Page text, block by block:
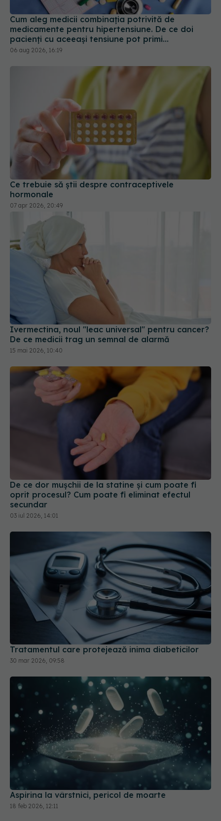
medicamente pentru hipertensiune. De ce doi
pacienți cu aceeași tensiune pot primi
tratamente diferite
06 aug 2026, 16:19
Ce trebuie să știi despre contraceptivele
hormonale
07 apr 2026, 20:49
Ivermectina, noul "leac universal" pentru cancer?
De ce medicii trag un semnal de alarmă
15 mai 2026, 10:40
De ce dor mușchii de la statine și cum poate fi
oprit procesul? Cum poate fi eliminat efectul
secundar
03 iul 2026, 14:01
Tratamentul care protejează inima diabeticilor
Aspirina la vârstnici, pericol de moarte